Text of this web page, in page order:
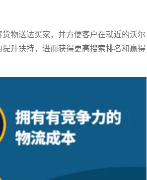
物送达买家，并方便客户在就近的沃尔
升扶持，进而获得更高搜索排名和赢得